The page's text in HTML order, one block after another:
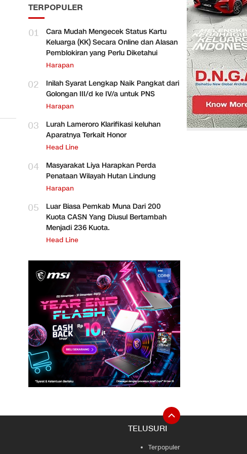
TERPOPULER
01
Cara Mudah Mengecek Status Kartu
Keluarga (KK) Secara Online dan Alasan
Pemblokiran yang Perlu Diketahui
Harapan
02
Inilah Syarat Lengkap Naik Pangkat dari
Golongan III/d ke IV/a untuk PNS
Harapan
03
Lurah Lameroro Klarifikasi keluhan
Aparatnya Terkait Honor
Head Line
04
Masyarakat Liya Harapkan Perda
Penataan Wilayah Hutan Lindung
Harapan
05
Luar Biasa Pemkab Muna Dari 200
Kuota CASN Yang Diusul Bertambah
Menjadi 236 Kuota.
Head Line
TELUSURI
Terpopuler